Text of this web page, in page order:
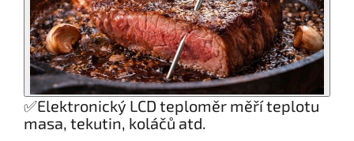
✅Elektronický LCD teploměr měří teplotu
masa, tekutin, koláčů atd.